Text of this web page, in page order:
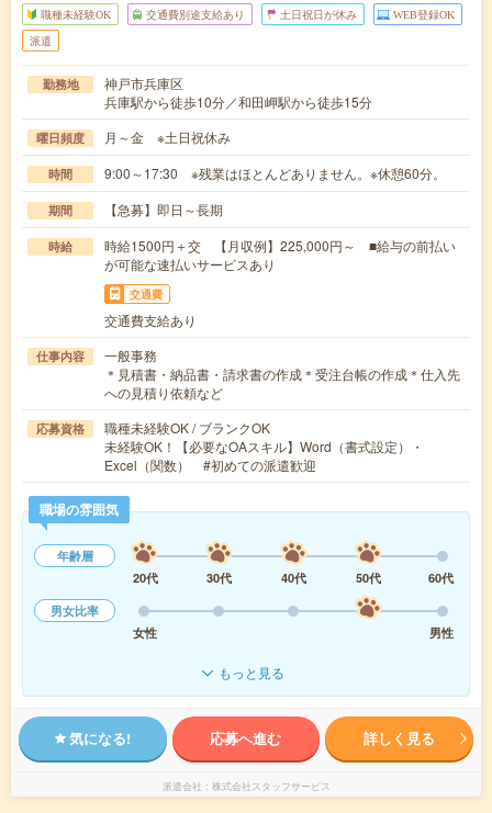
職種未経験OK 交通費別途支給あり 土日祝日が休み WEB登録OK
派遣
勤務地
神戸市兵庫区
兵庫駅から徒歩10分／和田岬駅から徒歩15分
曜日頻度 月～金 ※土日祝休み
時間 9:00～17:30 ※残業はほとんどありません。※休憩60分。
期間 【急募】即日～長期
時給
時給1500円＋交 【月収例】225,000円～ ■給与の前払い
が可能な速払いサービスあり
交通費
交通費支給あり
仕事内容
一般事務
＊見積書・納品書・請求書の作成＊受注台帳の作成＊仕入先
への見積り依頼など
応募資格
職種未経験OK / ブランクOK
未経験OK！【必要なOAスキル】Word（書式設定）・
Excel（関数） #初めての派遣歓迎
職場の雰囲気
年齢層
20代
30代 40代 50代
60代
男女比率
女性
男性
もっと見る
気になる! 応募へ進む 詳しく見る
派遣会社 株式会社スタッフサービス